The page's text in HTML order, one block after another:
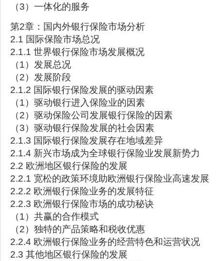
（3）一体化的服务
第2章：国内外银行保险市场分析
2.1 国际保险市场总况
2.1.1 世界银行保险市场发展概况
（1）发展总况
（2）发展阶段
2.1.2 国际银行保险发展的驱动因素
（1）驱动银行进入保险业的因素
（2）驱动保险公司发展银行保险的因素
（3）驱动银行保险发展的社会因素
2.1.3 国际银行保险发展存在地域差异
2.1.4 新兴市场成为全球银行保险业发展新势力
2.2 欧洲地区银行保险的发展
2.2.1 宽松的政策环境助欧洲银行保险业高速发展
2.2.2 欧洲银行保险业务的发展特征
2.2.3 欧洲银行保险市场的成功秘诀
（1）共赢的合作模式
（2）独特的产品策略和税收优惠
2.2.4 欧洲银行保险业务的经营特色和运营状况
2.3 其他地区银行保险的发展